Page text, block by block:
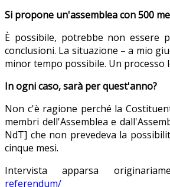
Si propone un'assemblea con 500
È possibile, potrebbe non essere
conclusioni. La situazione – a mio
minor tempo possibile. Un
In ogni caso, sarà per quest'anno?
Non c'è ragione perché la
membri dell'Assemblea e
NdT] che non prevedeva la
cinque mesi.
Intervista apparsa
referendum/